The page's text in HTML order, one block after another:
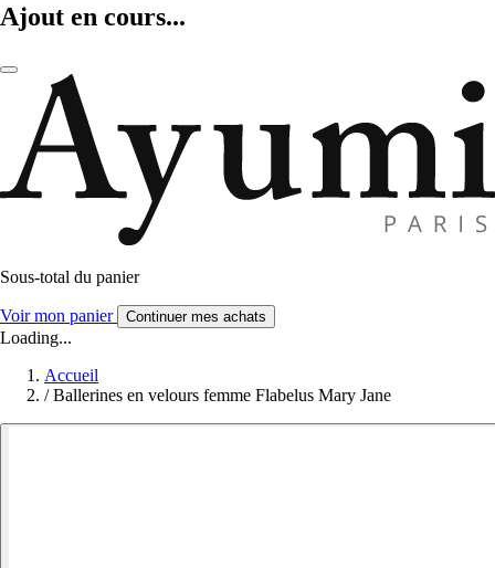
Ajout en cours...
Sous-total du panier
Voir mon panier Continuer mes achats
Loading...
Accueil
/ Ballerines en velours femme Flabelus Mary Jane